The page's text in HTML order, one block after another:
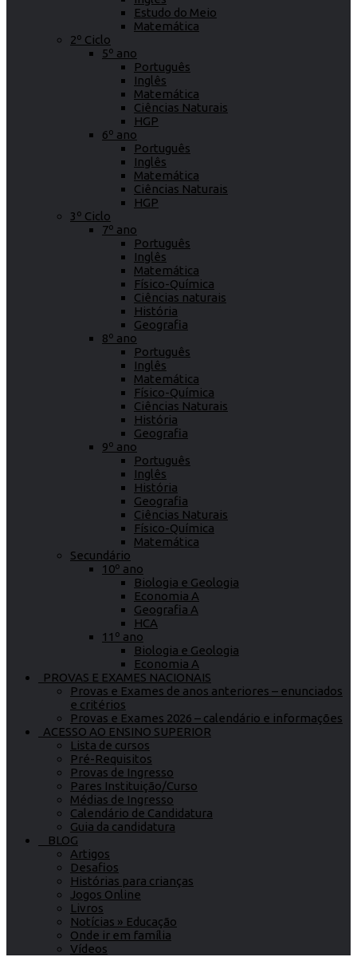
Estudo do Meio
Matemática
2º Ciclo
5º ano
Português
Inglês
Matemática
Ciências Naturais
HGP
6º ano
Português
Inglês
Matemática
Ciências Naturais
HGP
3º Ciclo
7º ano
Português
Inglês
Matemática
Físico-Química
Ciências naturais
História
Geografia
8º ano
Português
Inglês
Matemática
Físico-Química
Ciências Naturais
História
Geografia
9º ano
Português
Inglês
História
Geografia
Ciências Naturais
Físico-Química
Matemática
Secundário
10º ano
Biologia e Geologia
Economia A
Geografia A
HCA
11º ano
Biologia e Geologia
Economia A
PROVAS E EXAMES NACIONAIS
Provas e Exames de anos anteriores – enunciados
e critérios
Provas e Exames 2026 – calendário e informações
ACESSO AO ENSINO SUPERIOR
Lista de cursos
Pré-Requisitos
Provas de Ingresso
Pares Instituição/Curso
Médias de Ingresso
Calendário de Candidatura
Guia da candidatura
BLOG
Artigos
Desafios
Histórias para crianças
Jogos Online
Livros
Notícias » Educação
Onde ir em família
Vídeos